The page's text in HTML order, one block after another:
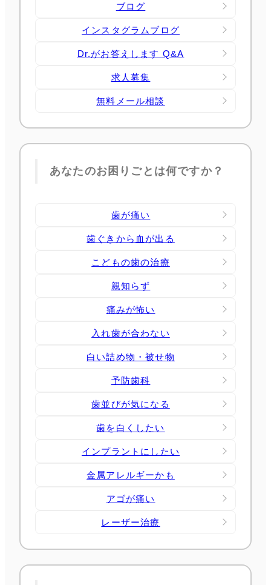
ブログ
インスタグラムブログ
Dr.がお答えします Q&A
求人募集
無料メール相談
あなたのお困りごとは何ですか？
歯が痛い
歯ぐきから血が出る
こどもの歯の治療
親知らず
痛みが怖い
入れ歯が合わない
白い詰め物・被せ物
予防歯科
歯並びが気になる
歯を白くしたい
インプラントにしたい
金属アレルギーかも
アゴが痛い
レーザー治療